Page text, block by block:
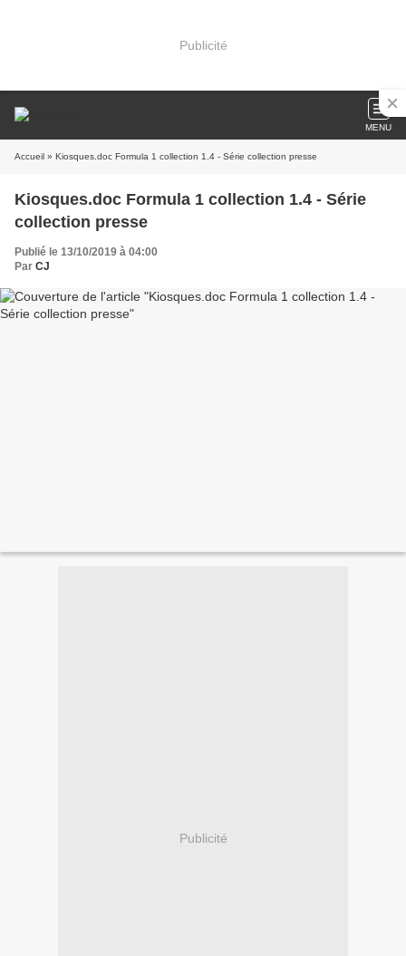
Publicité
MENU
Accueil » Kiosques.doc Formula 1 collection 1.4 - Série collection presse
Kiosques.doc Formula 1 collection 1.4 - Série
collection presse
Publié le 13/10/2019 à 04:00
Par CJ
Publicité